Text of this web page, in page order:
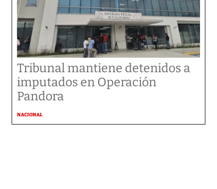
Tribunal mantiene detenidos a
imputados en Operación
Pandora
NACIONAL